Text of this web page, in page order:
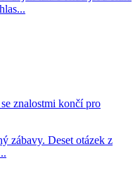
znalostmi končí pro
zábavy. Deset otázek z